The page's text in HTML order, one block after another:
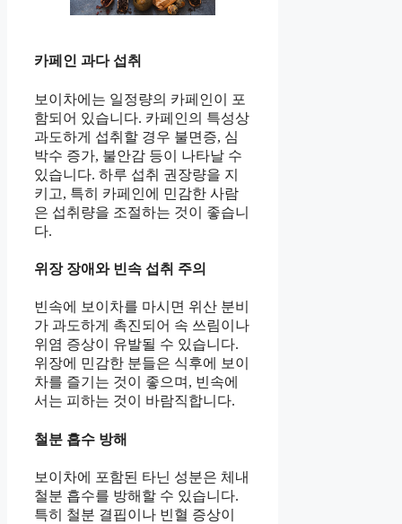
카페인 과다 섭취
보이차에는 일정량의 카페인이 포
함되어 있습니다. 카페인의 특성상
과도하게 섭취할 경우 불면증, 심
박수 증가, 불안감 등이 나타날 수
있습니다. 하루 섭취 권장량을 지
키고, 특히 카페인에 민감한 사람
은 섭취량을 조절하는 것이 좋습니
다.
위장 장애와 빈속 섭취 주의
빈속에 보이차를 마시면 위산 분비
가 과도하게 촉진되어 속 쓰림이나
위염 증상이 유발될 수 있습니다.
위장에 민감한 분들은 식후에 보이
차를 즐기는 것이 좋으며, 빈속에
서는 피하는 것이 바람직합니다.
철분 흡수 방해
보이차에 포함된 타닌 성분은 체내
철분 흡수를 방해할 수 있습니다.
특히 철분 결핍이나 빈혈 증상이